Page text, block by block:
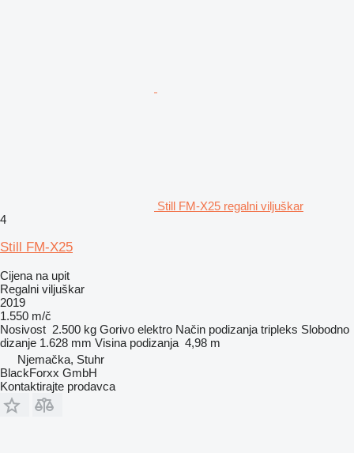
Still FM-X25 regalni viljuškar
4
Still FM-X25
Cijena na upit
Regalni viljuškar
2019
1.550 m/č
Nosivost 2.500 kg Gorivo elektro Način podizanja tripleks Slobodno
dizanje 1.628 mm Visina podizanja 4,98 m
Njemačka, Stuhr
BlackForxx GmbH
Kontaktirajte prodavca